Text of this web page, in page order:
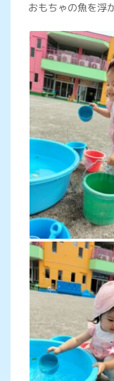
おもちゃの魚を浮